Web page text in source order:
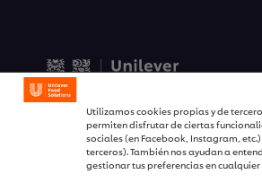
Utilizamos cookies propias y de
permiten disfrutar de ciertas
sociales (en Facebook, Instagram,
terceros). También nos ayudan a
gestionar tus preferencias en cualquier